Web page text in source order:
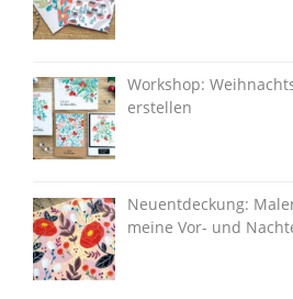
Workshop:
erstellen
Neuentdeckung:
meine Vor- und